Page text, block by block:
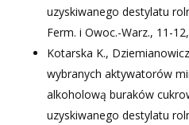
uzyskiwanego destylatu
Ferm. i Owoc.-Warz., 11-
Kotarska K.,
wybranych aktywatorów
alkoholową buraków
uzyskiwanego destylatu